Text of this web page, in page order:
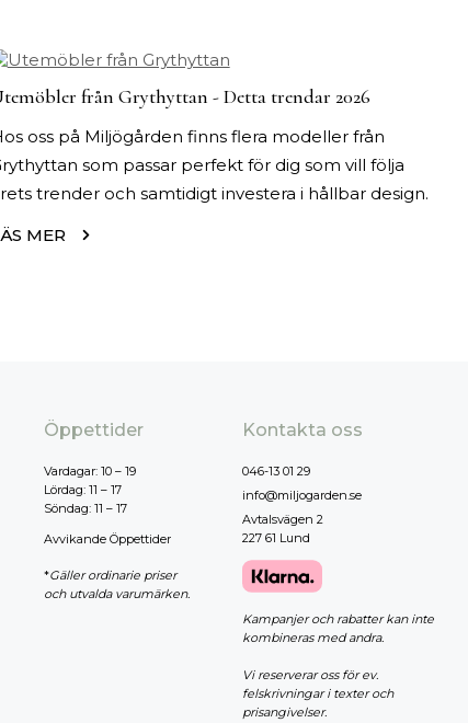
från Grythyttan - Detta trendar 2026
oss på Miljögården finns flera modeller från
som passar perfekt för dig som vill följa
trender och samtidigt investera i hållbar design.
MER
Öppettider
Vardagar: 10 – 19
Lördag: 11 – 17
Söndag: 11 – 17
Avvikande Öppettider
*Gäller ordinarie priser
och utvalda varumärken.
Kontakta oss
046-13 01 29
info@miljogarden.se
Avtalsvägen 2
227 61 Lund
Kampanjer och rabatter kan inte
kombineras med andra.
Vi reserverar oss för ev.
felskrivningar i texter och
prisangivelser.